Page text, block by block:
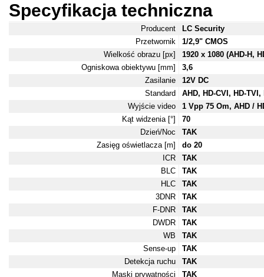
Specyfikacja techniczna
Producent
LC Security
Przetwornik
1/2,9" CMOS
Wielkość obrazu [px]
1920 x 1080 (AHD-H,
Ogniskowa obiektywu [mm]
3,6
Zasilanie
12V DC
Standard
AHD, HD-CVI, HD-TVI,
Wyjście video
1 Vpp 75 Om, AHD /
Kąt widzenia [°]
70
Dzień/Noc
TAK
Zasięg oświetlacza [m]
do 20
ICR
TAK
BLC
TAK
HLC
TAK
3DNR
TAK
F-DNR
TAK
DWDR
TAK
WB
TAK
Sense-up
TAK
Detekcja ruchu
TAK
Maski prywatności
TAK